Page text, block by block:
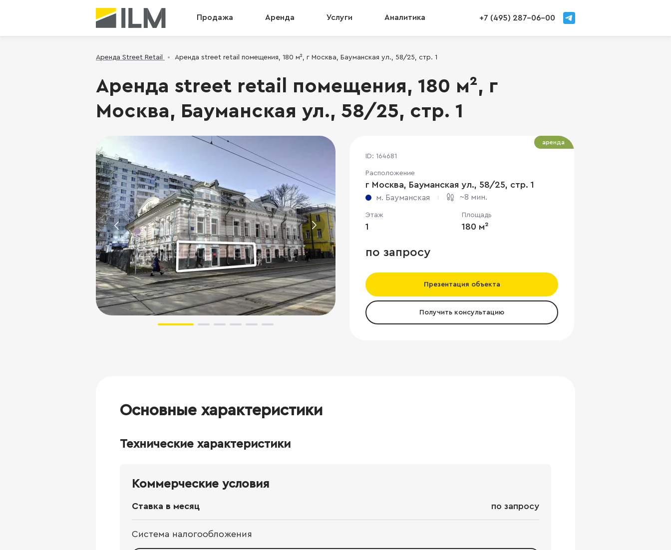
Продажа Аренда Услуги Аналитика +7 (495) 287-06-00
Аренда Street Retail Аренда street retail помещения, 180 м², г Москва, Бауманская ул., 58/25, стр. 1
Аренда street retail помещения, 180 м², г
Москва, Бауманская ул., 58/25, стр. 1
ID: 164681
Расположение
г Москва, Бауманская ул., 58/25, стр. 1
м. Бауманская ~8 мин.
Этаж
1
Площадь
180 м²
по запросу
Презентация объекта
Получить консультацию
аренда
Основные характеристики
Технические характеристики
Коммерческие условия
Ставка в месяц по запросу
Система налогообложения